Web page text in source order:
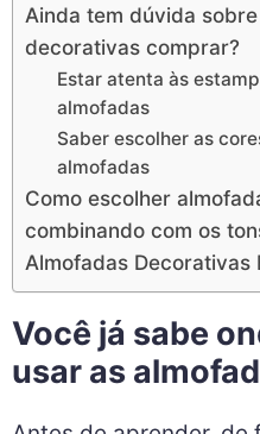
Ainda tem dúvida
decorativas comprar?
Estar atenta às
almofadas
Saber escolher as
almofadas
Como escolher
combinando com os
Almofadas Decorativas
Você já sabe
usar as